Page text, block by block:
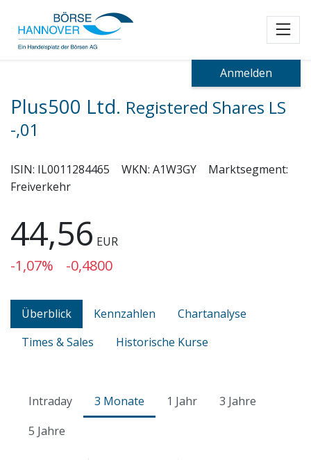
Anmelden
Plus500 Ltd. Registered Shares LS
-,01
ISIN: IL0011284465 WKN: A1W3GY
Marktsegment:
Freiverkehr
44,56 EUR
-1,07% -0,4800
Überblick Kennzahlen
Chartanalyse
Times & Sales
Historische Kurse
Intraday 3 Monate 1 Jahr
3 Jahre
5 Jahre